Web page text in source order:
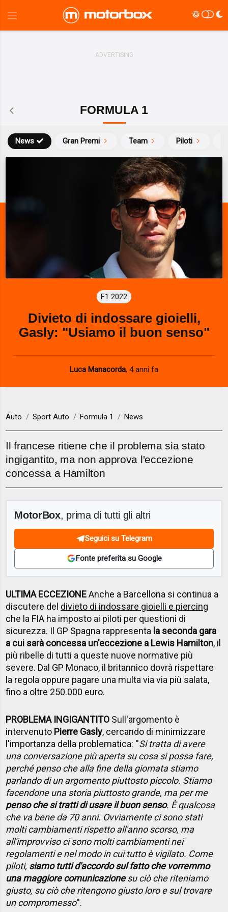
FORMULA 1
News Gran Premi Team Piloti
F1 2022
Divieto di indossare gioielli,
Gasly: "Usiamo il buon senso"
Luca Manacorda, 4 anni fa
Auto Sport Auto Formula 1 News
Il francese ritiene che il problema sia stato
ingigantito, ma non approva l'eccezione
concessa a Hamilton
MotorBox, prima di tutti gli altri
Seguici su Telegram
Fonte preferita su Google
ULTIMA ECCEZIONEAnche a Barcellona si continua a
discutere del divieto di indossare gioielli e piercing
che la FIA ha imposto ai piloti per questioni di
sicurezza. Il GP Spagna rappresenta la seconda gara
a cui sarà concessa un'eccezione a Lewis Hamilton, il
più ribelle di tutti a queste nuove normative più
severe. Dal GP Monaco, il britannico dovrà rispettare
la regola oppure pagare una multa via via più salata,
fino a oltre 250.000 euro.
PROBLEMA INGIGANTITO Sull'argomento è
intervenuto Pierre Gasly, cercando di minimizzare
l'importanza della problematica: ''Si tratta di avere
una conversazione più aperta su cosa si possa fare,
perché penso che alla fine della giornata stiamo
parlando di un argomento piuttosto piccolo. Stiamo
facendone una storia piuttosto grande, ma per me
penso che si tratti di usare il buon senso. È qualcosa
che va bene da 70 anni. Ovviamente ci sono stati
molti cambiamenti rispetto all'anno scorso, ma
all'improvviso ci sono molti cambiamenti nei
regolamenti e nel modo in cui tutto è vigilato. Come
piloti, siamo tutti d'accordo sul fatto che vorremmo
una maggiore comunicazionesu ciò che riteniamo
giusto, su ciò che ritengono giusto loro e sul trovare
un compromesso''.